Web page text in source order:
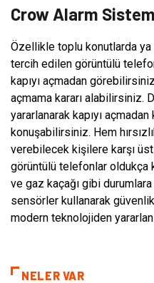
Crow Alarm
Özellikle toplu konutlarda ya
tercih edilen görüntülü
kapıyı açmadan
açmama kararı
yararlanarak kapıyı
konuşabilirsiniz. Hem
verebilecek kişilere karşı
görüntülü telefonlar oldukça
ve gaz kaçağı gibi
sensörler kullanarak
modern teknolojiden
NELER VAR